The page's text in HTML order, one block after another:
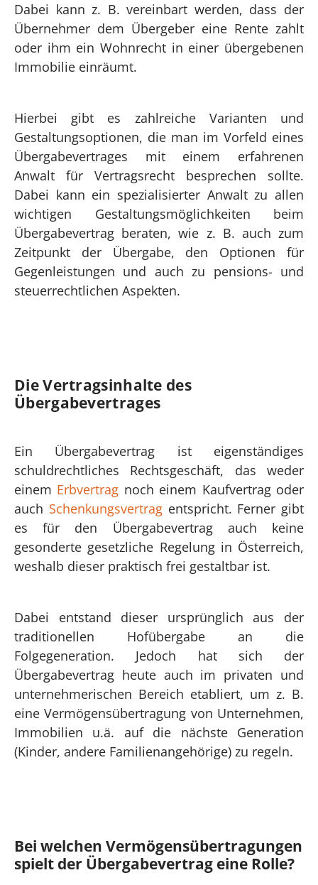
Dabei kann z. B. vereinbart werden, dass der
Übernehmer dem Übergeber eine Rente zahlt
oder ihm ein Wohnrecht in einer übergebenen
Immobilie einräumt.
Hierbei gibt es zahlreiche Varianten und
Gestaltungsoptionen, die man im Vorfeld eines
Übergabevertrages mit einem erfahrenen
Anwalt für Vertragsrecht besprechen sollte.
Dabei kann ein spezialisierter Anwalt zu allen
wichtigen Gestaltungsmöglichkeiten beim
Übergabevertrag beraten, wie z. B. auch zum
Zeitpunkt der Übergabe, den Optionen für
Gegenleistungen und auch zu pensions- und
steuerrechtlichen Aspekten.
Die Vertragsinhalte des
Übergabevertrages
Ein Übergabevertrag ist eigenständiges
schuldrechtliches Rechtsgeschäft, das weder
einem Erbvertrag noch einem Kaufvertrag oder
auch Schenkungsvertragentspricht. Ferner gibt
es für den Übergabevertrag auch keine
gesonderte gesetzliche Regelung in Österreich,
weshalb dieser praktisch frei gestaltbar ist.
Dabei entstand dieser ursprünglich aus der
traditionellen Hofübergabe an die
Folgegeneration. Jedoch hat sich der
Übergabevertrag heute auch im privaten und
unternehmerischen Bereich etabliert, um z. B.
eine Vermögensübertragung von Unternehmen,
Immobilien u.ä. auf die nächste Generation
(Kinder, andere Familienangehörige) zu regeln.
Bei welchen Vermögensübertragungen
spielt der Übergabevertrag eine Rolle?